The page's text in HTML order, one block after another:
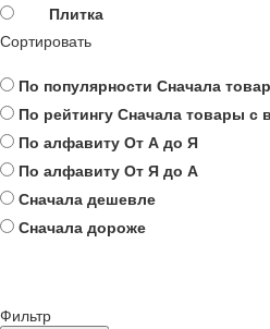
Плитка
Сортировать
По популярности Сначала
По рейтингу Сначала товары с
По алфавиту От А до Я
По алфавиту От Я до А
Сначала дешевле
Сначала дороже
Фильтр